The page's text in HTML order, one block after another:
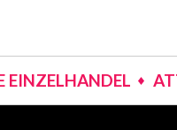
EINZELHANDEL